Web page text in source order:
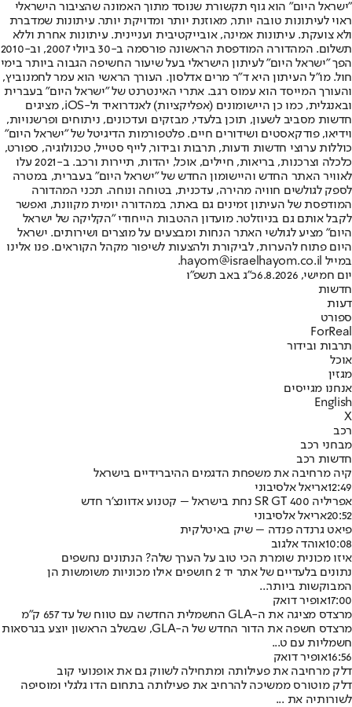
"ישראל היום" הוא גוף תקשורת שנוסד מתוך האמונה שהציבור הישראלי
ראוי לעיתונות טובה יותר, מאוזנת יותר ומדויקת יותר. עיתונות שמדברת
ולא צועקת. עיתונות אמינה, אובייקטיבית ועניינית. עיתונות אחרת וללא
תשלום. המהדורה המודפסת הראשונה פורסמה ב-30 ביולי 2007, וב-2010
הפך "ישראל היום" לעיתון הישראלי בעל שיעור החשיפה הגבוה ביותר בימי
חול. מו"ל העיתון היא ד"ר מרים אדלסון. העורך הראשי הוא עמר לחמנוביץ,
והעורך המייסד הוא עמוס רגב. אתרי האינטרנט של "ישראל היום" בעברית
ובאנגלית, כמו כן היישומונים (אפליקציות) לאנדרואיד ול-iOS, מציגים
חדשות מסביב לשעון, תוכן בלעדי, מבזקים ועדכונים, ניתוחים ופרשנויות,
וידיאו, פודקאסטים ושידורים חיים. פלטפורמות הדיגיטל של "ישראל היום"
כוללות ערוצי חדשות ודעות, תרבות ובידור, לייף סטייל, טכנולוגיה, ספורט,
כלכלה וצרכנות, בריאות, חיילים, אוכל, יהדות, תיירות ורכב. ב-2021 עלו
לאוויר האתר החדש והיישומון החדש של "ישראל היום" בעברית, במטרה
לספק לגולשים חוויה מהירה, עדכנית, בטוחה ונוחה. תכני המהדורה
המודפסת של העיתון זמינים גם באתר, במהדורה יומית מקוונת, ואפשר
לקבל אותם גם בניוזלטר. מועדון ההטבות הייחודי "הקליקה של ישראל
היום" מציע לגולשי האתר הנחות ומבצעים על מוצרים ושירותים. ישראל
היום פתוח להערות, לביקורת ולהצעות לשיפור מקהל הקוראים. פנו אלינו
במייל hayom@israelhayom.co.il.
יום חמישי, 6.8.2026
כ"ג באב תשפ"ו
חדשות
דעות
ספורט
ForReal
תרבות ובידור
אוכל
מגזין
אנחנו מגייסים
English
X
רכב
מבחני רכב
חדשות רכב
קיה מרחיבה את משפחת הדגמים ההיברידיים בישראל
12:49אריאל אלסיבוני
אפריליה SR GT 400 נחת בישראל – קטנוע אדוונצ’ר חדש
20:52אריאל אלסיבוני
פיאט גרנדה פנדה – שיק באיטלקית
10:08אוהד אלגוב
איזו מכונית שומרת הכי טוב על הערך שלה? הנתונים נחשפים
נתונים בלעדיים של אתר יד 2 חושפים אילו מכוניות משומשות הן
המבוקשות ביותר...
17:00אופיר דואק
מרצדס מציגה את ה-GLA החשמלית החדשה עם טווח של עד 657 ק”מ
מרצדס חשפה את הדור החדש של ה-GLA, שבשלב הראשון יוצע בגרסאות
חשמליות עם ט...
16:56אופיר דואק
דלק מרחיבה את פעילותה ומתחילה לשווק גם את אופנועי קוב
דלק מוטורס ממשיכה להרחיב את פעילותה בתחום הדו גלגלי ומוסיפה
לשורותיה את ...